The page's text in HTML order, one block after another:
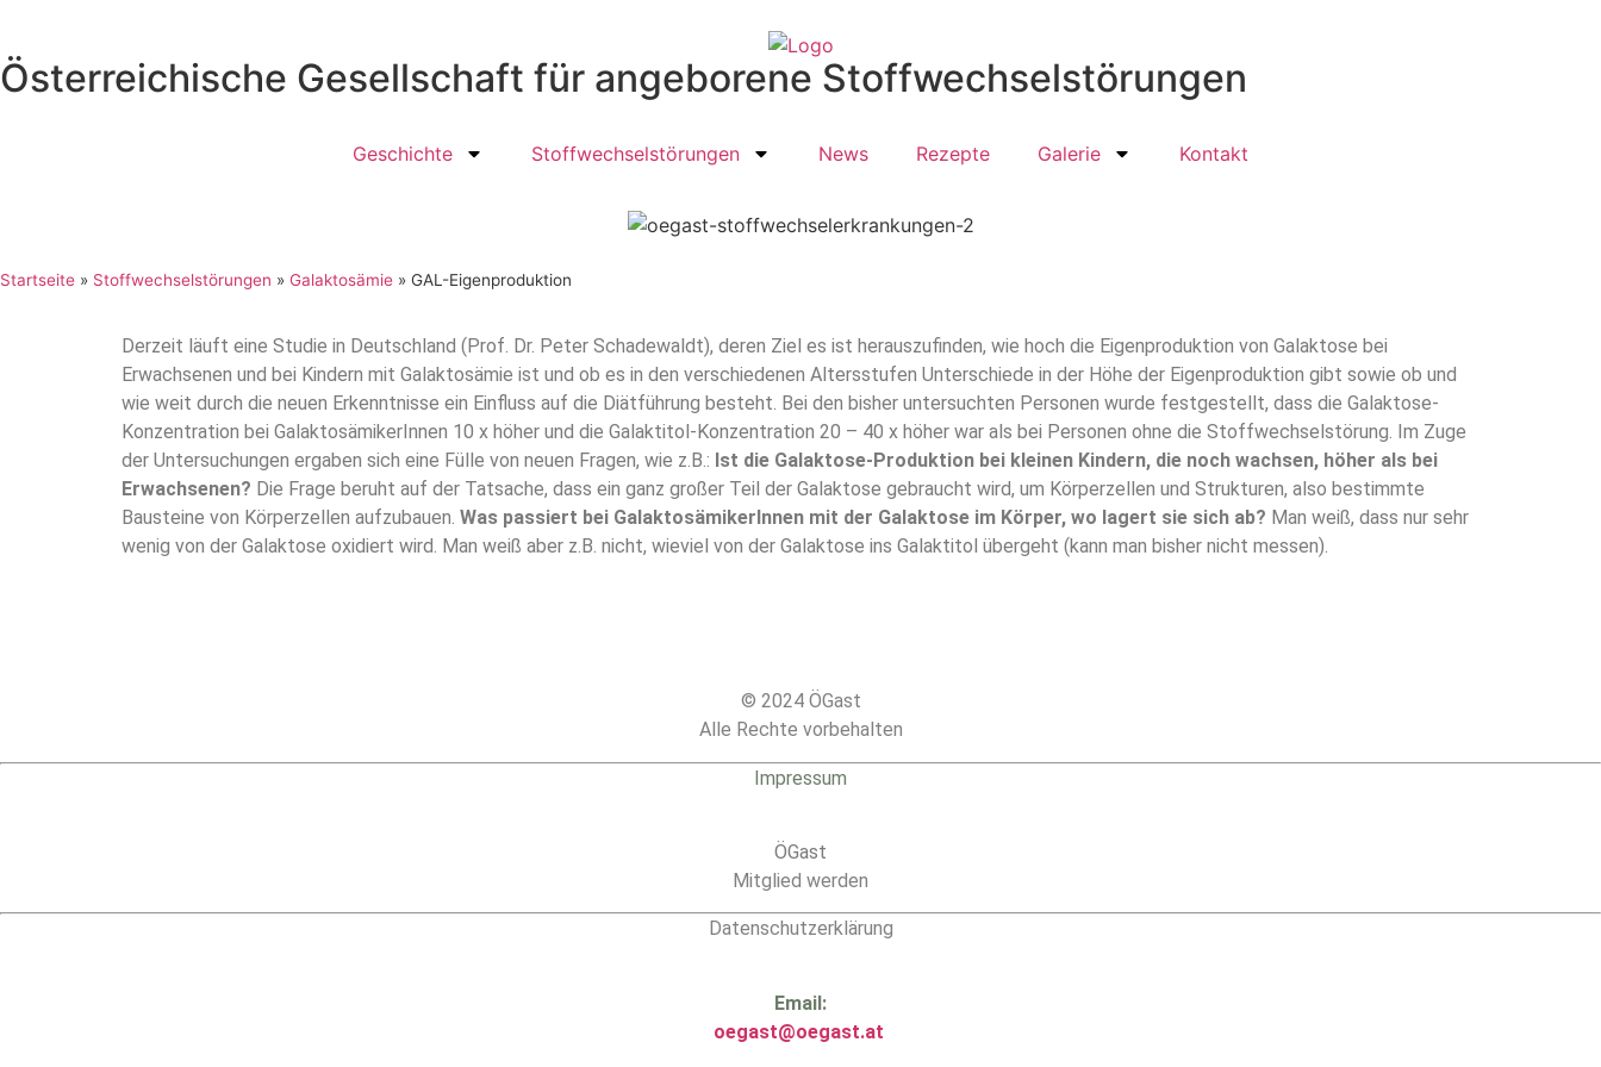
Österreichische Gesellschaft für angeborene Stoffwechselstörungen
Geschichte Stoffwechselstörungen News Rezepte Galerie Kontakt
Startseite » Stoffwechselstörungen » Galaktosämie » GAL-Eigenproduktion
Derzeit läuft eine Studie in Deutschland (Prof. Dr. Peter Schadewaldt), deren Ziel es ist herauszufinden, wie hoch die Eigenproduktion von Galaktose bei
Erwachsenen und bei Kindern mit Galaktosämie ist und ob es in den verschiedenen Altersstufen Unterschiede in der Höhe der Eigenproduktion gibt sowie ob und
wie weit durch die neuen Erkenntnisse ein Einfluss auf die Diätführung besteht. Bei den bisher untersuchten Personen wurde festgestellt, dass die Galaktose-
Konzentration bei GalaktosämikerInnen 10 x höher und die Galaktitol-Konzentration 20 – 40 x höher war als bei Personen ohne die Stoffwechselstörung. Im Zuge
der Untersuchungen ergaben sich eine Fülle von neuen Fragen, wie z.B.: Ist die Galaktose-Produktion bei kleinen Kindern, die noch wachsen, höher als bei
Erwachsenen? Die Frage beruht auf der Tatsache, dass ein ganz großer Teil der Galaktose gebraucht wird, um Körperzellen und Strukturen, also bestimmte
Bausteine von Körperzellen aufzubauen. Was passiert bei GalaktosämikerInnen mit der Galaktose im Körper, wo lagert sie sich ab? Man weiß, dass nur sehr
wenig von der Galaktose oxidiert wird. Man weiß aber z.B. nicht, wieviel von der Galaktose ins Galaktitol übergeht (kann man bisher nicht messen).
© 2024 ÖGast
Alle Rechte vorbehalten
Impressum
ÖGast
Mitglied werden
Datenschutzerklärung
Email:
oegast@oegast.at